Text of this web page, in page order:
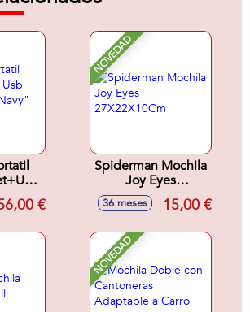
Navy"€
NOVEDAD
Spiderman Mochila
Joy Eyes
27X22X10Cm
36 meses 15,00 €
NOVEDAD